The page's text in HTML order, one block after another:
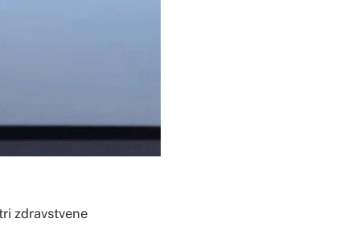
zdravstvene